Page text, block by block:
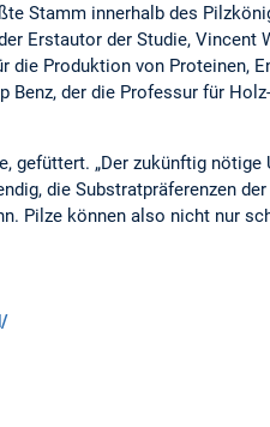
Stamm innerhalb des
Erstautor der Studie,
Produktion von Proteinen,
Benz, der die Professur für
„Der zukünftig
die Substratpräferenzen
Pilze können also nicht nur